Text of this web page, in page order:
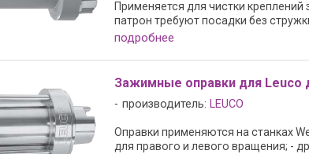
Применяется для чистки
патрон требуют посадки без
подробнее
Зажимные оправки для Leuco
производитель: LEUCO
Оправки применяются на станках
для правого и левого вращения; -